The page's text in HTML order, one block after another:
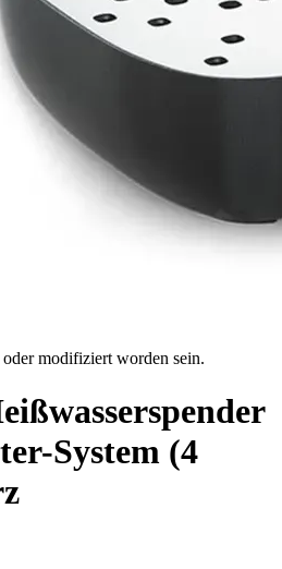
modifiziert worden sein.
System (4